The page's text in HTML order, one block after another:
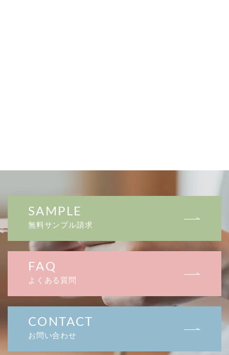
SAMPLE
無料サンプル請求
FAQ
よくある質問
CONTACT
お問い合わせ